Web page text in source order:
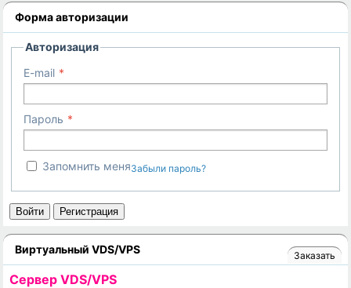
Форма авторизации
Авторизация
E-mail
Пароль
Запомнить меняЗабыли пароль?
Войти Регистрация
Виртуальный VDS/VPS Заказать
Cервер VDS/VPS